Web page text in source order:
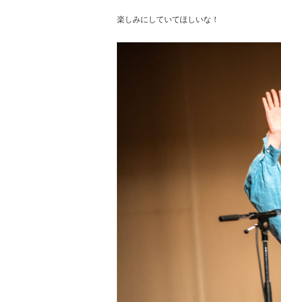
楽しみにしていてほしいな！